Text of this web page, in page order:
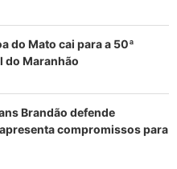
do Mato cai para a 50ª
do Maranhão
Brandão defende
compromissos para